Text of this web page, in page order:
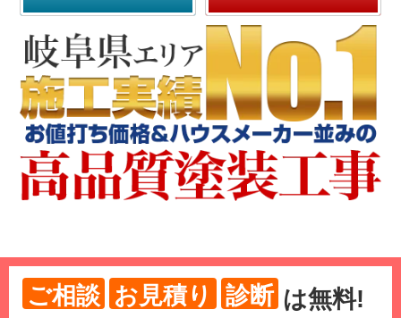
ご相談 お見積り 診断 は無料!